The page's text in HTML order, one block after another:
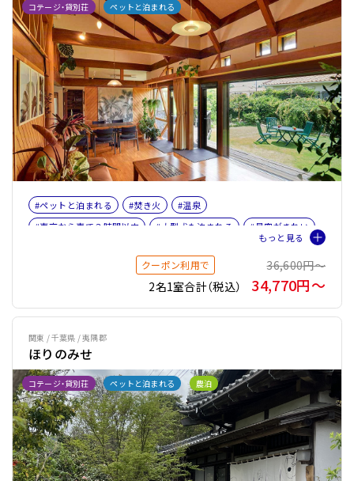
コテージ・貸別荘 ペットと泊まれる
#ペットと泊まれる #焚き火
#温泉
#東京から車で３時間以内
#大型犬も泊まれる
#星空がきれい
#ペット旅おすすめ☆３
クーポン利用で
36,600円〜
2名1室合計（税込）
34,770円〜
コテージ・貸別荘 ペットと泊まれる 農泊
関東 / 千葉県 / 夷隅郡
ほりのみせ